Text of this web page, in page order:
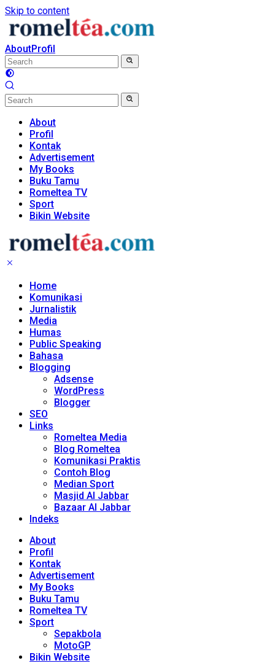
Skip to content
AboutProfil
About
Profil
Kontak
Advertisement
My Books
Buku Tamu
Romeltea TV
Sport
Bikin Website
Home
Komunikasi
Jurnalistik
Media
Humas
Public Speaking
Bahasa
Blogging
Adsense
WordPress
Blogger
SEO
Links
Romeltea Media
Blog Romeltea
Komunikasi Praktis
Contoh Blog
Median Sport
Masjid Al Jabbar
Bazaar Al Jabbar
Indeks
About
Profil
Kontak
Advertisement
My Books
Buku Tamu
Romeltea TV
Sport
Sepakbola
MotoGP
Bikin Website